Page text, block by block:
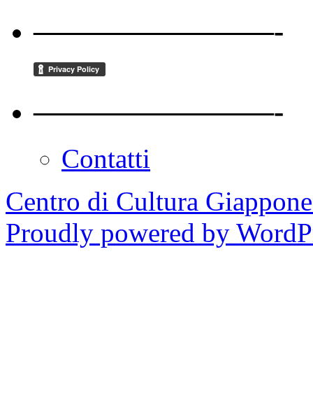
————————-
————————-
Contatti
Centro di Cultura
Proudly powered by